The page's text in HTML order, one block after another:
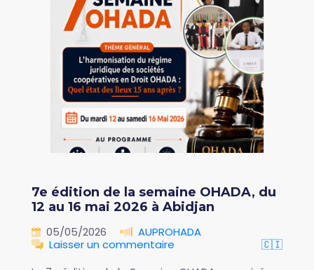
7e édition de la semaine OHADA, du
12 au 16 mai 2026 à Abidjan
05/05/2026
AUPROHADA
Laisser un commentaire
🇨🇮